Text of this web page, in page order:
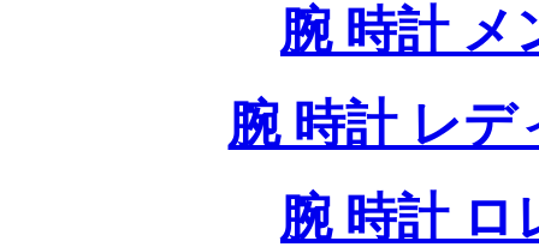
腕 時計 メ
腕 時計 レデ
腕 時計 ロ